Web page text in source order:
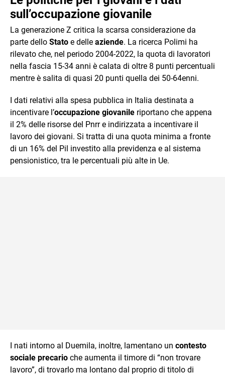
sull’occupazione giovanile
La generazione Z critica la scarsa considerazione da
parte dello Stato e delle aziende. La ricerca Polimi ha
rilevato che, nel periodo 2004-2022, la quota di lavoratori
nella fascia 15-34 anni è calata di oltre 8 punti percentuali
mentre è salita di quasi 20 punti quella dei 50-64enni.
I dati relativi alla spesa pubblica in Italia destinata a
incentivare l’occupazione giovanile riportano che appena
il 2% delle risorse del Pnrr e indirizzata a incentivare il
lavoro dei giovani. Si tratta di una quota minima a fronte
di un 16% del Pil investito alla previdenza e al sistema
pensionistico, tra le percentuali più alte in Ue.
I nati intorno al Duemila, inoltre, lamentano un contesto
sociale precario che aumenta il timore di “non trovare
lavoro”, di trovarlo ma lontano dal proprio di titolo di